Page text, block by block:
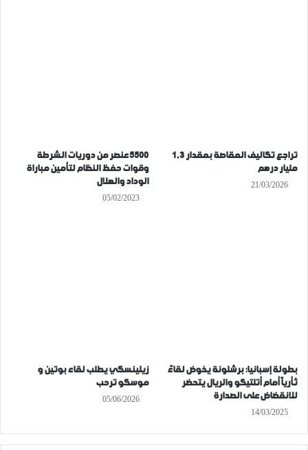
تراجع تكاليف المقاصة بمقدار 1,3
مليار درهم
21/03/2026
5500 عنصر من دوريات الشرطة
وقوات حفظ النظام لتأمين مباراة
الوداد والهلال
05/02/2023
بطولة إسبانيا: برشلونة يخوض لقاءً
ثأرياً أمام أتلتيكو والريال يتحضر
للانقضاض على الصدارة
14/03/2025
زيلينسكي يطلب لقاء بوتين و
موسكو ترحب
05/06/2026